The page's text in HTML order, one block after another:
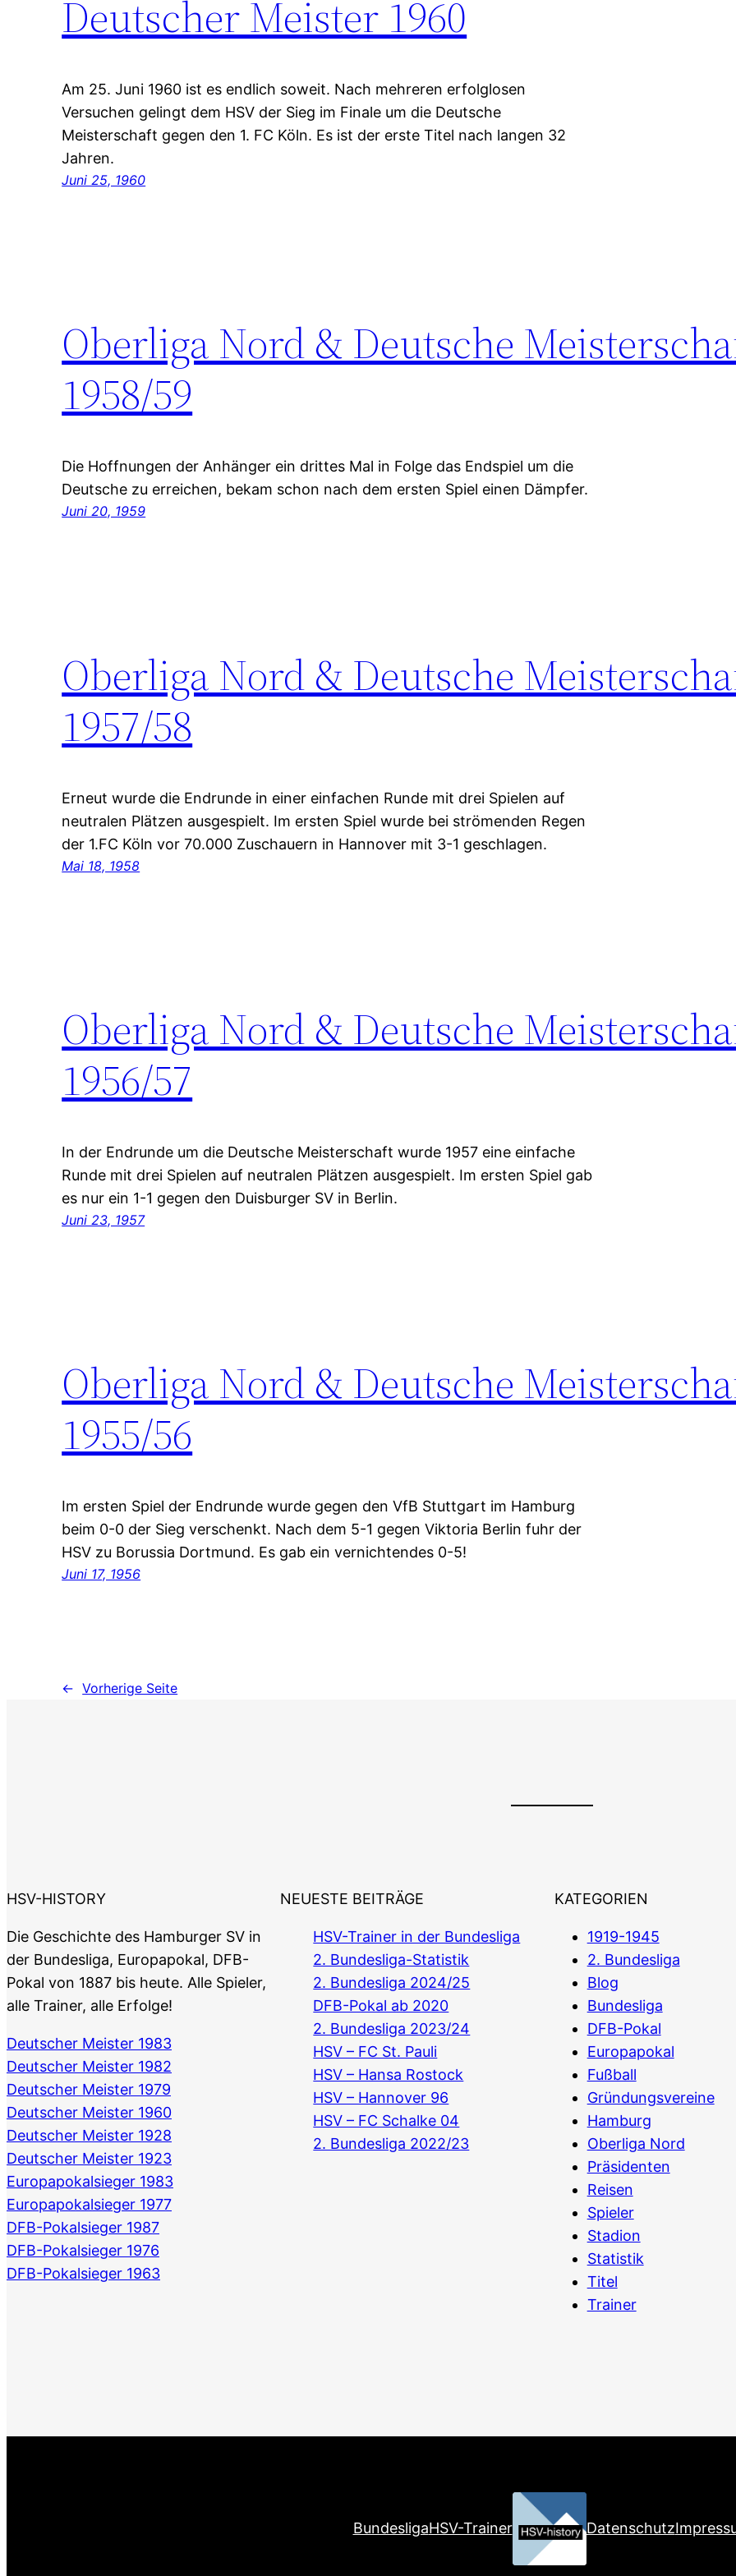
Deutscher Meister 1960
Am 25. Juni 1960 ist es endlich soweit. Nach mehreren erfolglosen
Versuchen gelingt dem HSV der Sieg im Finale um die Deutsche
Meisterschaft gegen den 1. FC Köln. Es ist der erste Titel nach langen 32
Jahren.
Juni 25, 1960
Oberliga Nord & Deutsche
1958/59
Die Hoffnungen der Anhänger ein drittes Mal in Folge das Endspiel um die
Deutsche zu erreichen, bekam schon nach dem ersten Spiel einen Dämpfer.
Juni 20, 1959
Oberliga Nord & Deutsche
1957/58
Erneut wurde die Endrunde in einer einfachen Runde mit drei Spielen auf
neutralen Plätzen ausgespielt. Im ersten Spiel wurde bei strömenden Regen
der 1.FC Köln vor 70.000 Zuschauern in Hannover mit 3-1 geschlagen.
Mai 18, 1958
Oberliga Nord & Deutsche
1956/57
In der Endrunde um die Deutsche Meisterschaft wurde 1957 eine einfache
Runde mit drei Spielen auf neutralen Plätzen ausgespielt. Im ersten Spiel gab
es nur ein 1-1 gegen den Duisburger SV in Berlin.
Juni 23, 1957
Oberliga Nord & Deutsche
1955/56
Im ersten Spiel der Endrunde wurde gegen den VfB Stuttgart im Hamburg
beim 0-0 der Sieg verschenkt. Nach dem 5-1 gegen Viktoria Berlin fuhr der
HSV zu Borussia Dortmund. Es gab ein vernichtendes 0-5!
Juni 17, 1956
← Vorherige Seite
HSV-HISTORY
Die Geschichte des Hamburger SV in
der Bundesliga, Europapokal, DFB-
Pokal von 1887 bis heute. Alle Spieler,
alle Trainer, alle Erfolge!
Deutscher Meister 1983
Deutscher Meister 1982
Deutscher Meister 1979
Deutscher Meister 1960
Deutscher Meister 1928
Deutscher Meister 1923
Europapokalsieger 1983
Europapokalsieger 1977
DFB-Pokalsieger 1987
DFB-Pokalsieger 1976
DFB-Pokalsieger 1963
NEUESTE BEITRÄGE
HSV-Trainer in der Bundesliga
2. Bundesliga-Statistik
2. Bundesliga 2024/25
DFB-Pokal ab 2020
2. Bundesliga 2023/24
HSV – FC St. Pauli
HSV – Hansa Rostock
HSV – Hannover 96
HSV – FC Schalke 04
2. Bundesliga 2022/23
KATEGORIEN
1919-1945
2. Bundesliga
Blog
Bundesliga
DFB-Pokal
Europapokal
Fußball
Gründungsvereine
Hamburg
Oberliga Nord
Präsidenten
Reisen
Spieler
Stadion
Statistik
Titel
Trainer
BundesligaHSV-Trainer Datenschutz